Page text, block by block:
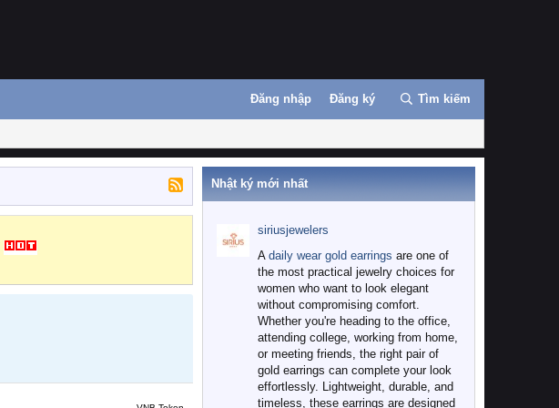
Đăng nhập Đăng ký Tìm kiếm
Nhật ký mới nhất
siriusjewelers
A daily wear gold earrings are one of
the most practical jewelry choices for
women who want to look elegant
without compromising comfort.
Whether you're heading to the office,
attending college, working from home,
or meeting friends, the right pair of
gold earrings can complete your look
effortlessly. Lightweight, durable, and
timeless, these earrings are designed